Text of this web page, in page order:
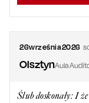
26września2026
OlsztynAula
Ślub doskonały: I